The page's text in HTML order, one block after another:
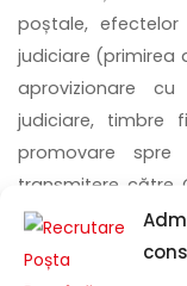
poștale,
judiciare (primirea
aprovizionare
judiciare, timbre
promovare spre
transmitere către
corelare cu